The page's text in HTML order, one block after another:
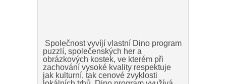
Společnost vyvíjí vlastní Dino program
puzzlí, společenských her a
obrázkových kostek, ve kterém při
zachování vysoké kvality respektuje
jak kulturní, tak cenové zvyklosti